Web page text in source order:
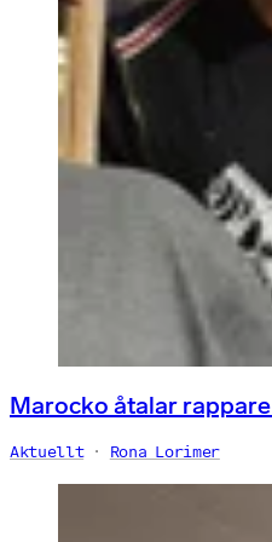
Marocko åtalar
Aktuellt Rona Lorimer